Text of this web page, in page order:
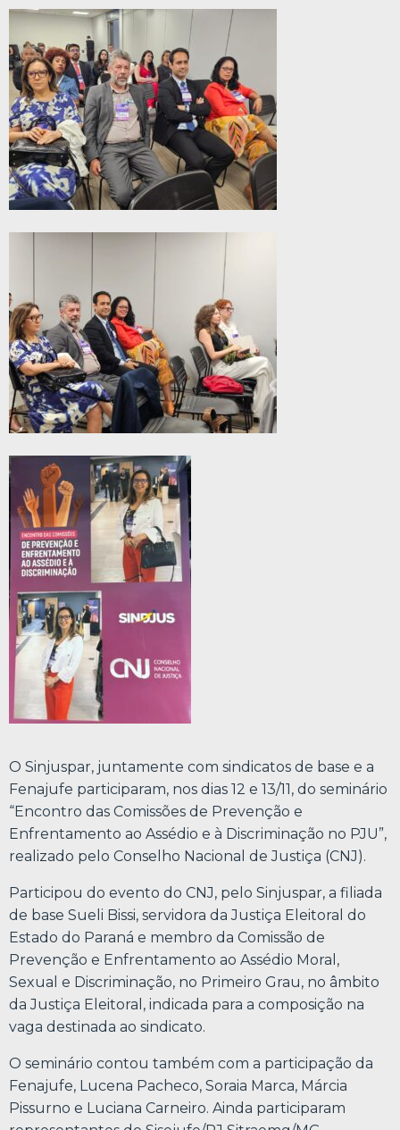
O Sinjuspar, juntamente com sindicatos de base e a
Fenajufe participaram, nos dias 12 e 13/11, do seminário
“Encontro das Comissões de Prevenção e
Enfrentamento ao Assédio e à Discriminação no PJU”,
realizado pelo Conselho Nacional de Justiça (CNJ).
Participou do evento do CNJ, pelo Sinjuspar, a filiada
de base Sueli Bissi, servidora da Justiça Eleitoral do
Estado do Paraná e membro da Comissão de
Prevenção e Enfrentamento ao Assédio Moral,
Sexual e Discriminação, no Primeiro Grau, no âmbito
da Justiça Eleitoral, indicada para a composição na
vaga destinada ao sindicato.
O seminário contou também com a participação da
Fenajufe, Lucena Pacheco, Soraia Marca, Márcia
Pissurno e Luciana Carneiro. Ainda participaram